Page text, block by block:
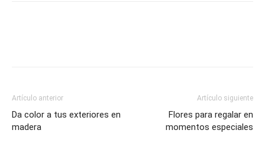
Artículo anterior
Da color a tus exteriores en
madera
Artículo siguiente
Flores para regalar en
momentos especiales